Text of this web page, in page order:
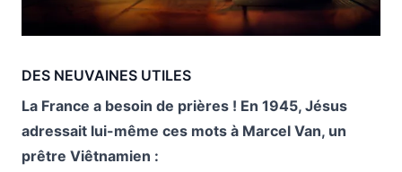
DES NEUVAINES UTILES
La France a besoin de prières ! En 1945, Jésus
adressait lui-même ces mots à Marcel Van, un
prêtre Viêtnamien :